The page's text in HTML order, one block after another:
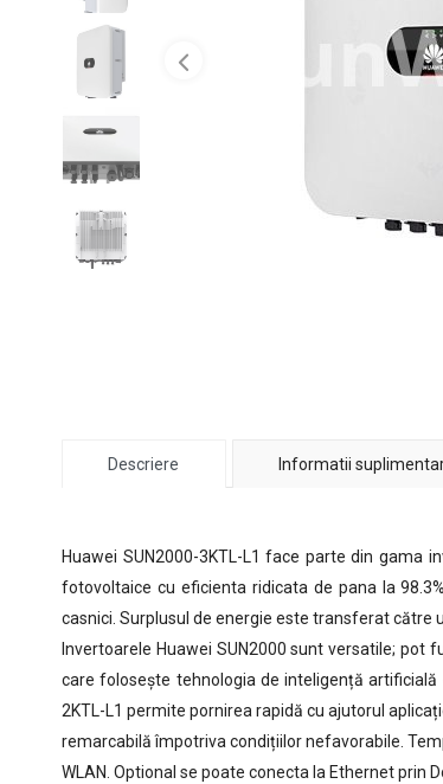
Descriere Informatii
Huawei SUN2000-3KTL-L1 face parte din gama
fotovoltaice cu eficienta ridicata de pana la
casnici. Surplusul de energie este transferat către
Invertoarele Huawei SUN2000 sunt versatile;
care folosește tehnologia de inteligență
2KTL-L1 permite pornirea rapidă cu ajutorul
remarcabilă împotriva condițiilor nefavorabile.
WLAN. Optional se poate conecta la Ethernet prin